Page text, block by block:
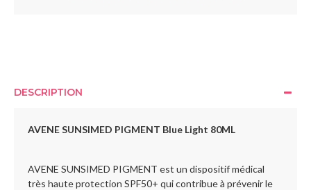
DESCRIPTION
AVENE SUNSIMED PIGMENT Blue Light 80ML
AVENE SUNSIMED PIGMENT est un dispositif médical
très haute protection SPF50+ qui contribue à prévenir le